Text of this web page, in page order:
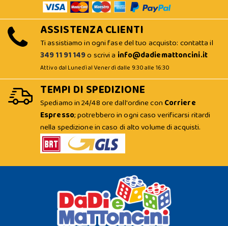
ASSISTENZA CLIENTI
Ti assistiamo in ogni fase del tuo acquisto: contatta il
349 11 91 149o scrivi a info@dadiemattoncini.it
Attivo dal Lunedì al Venerdì dalle 9:30 alle 16:30
TEMPI DI SPEDIZIONE
Spediamo in 24/48 ore dall'ordine con Corriere
Espresso; potrebbero in ogni caso verificarsi ritardi
nella spedizione in caso di alto volume di acquisti.